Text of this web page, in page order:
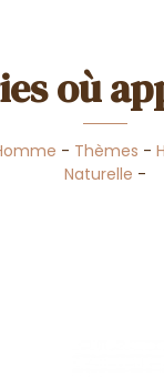
où
- Thèmes -
Naturelle -